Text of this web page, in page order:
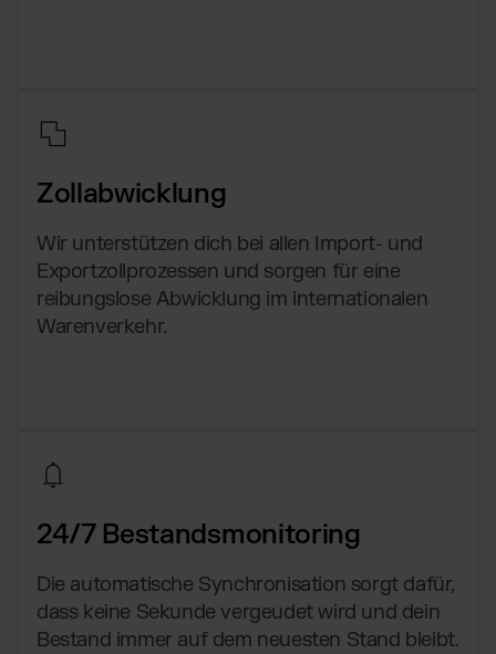
Zollabwicklung
Wir unterstützen dich bei allen Import- und
Exportzollprozessen und sorgen für eine
reibungslose Abwicklung im internationalen
Warenverkehr.
24/7 Bestandsmonitoring
Die automatische Synchronisation sorgt dafür,
dass keine Sekunde vergeudet wird und dein
Bestand immer auf dem neuesten Stand bleibt.